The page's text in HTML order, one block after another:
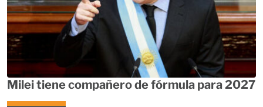
Milei tiene compañero de fórmula para 2027